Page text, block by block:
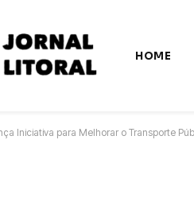
HOME
Iniciativa para Melhorar o Transporte